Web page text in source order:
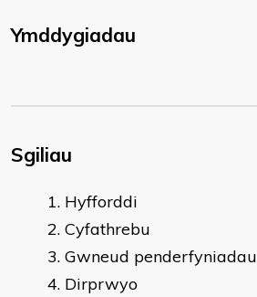
Ymddygiadau
Sgiliau
Hyfforddi
Cyfathrebu
Gwneud penderfyniadau
Dirprwyo